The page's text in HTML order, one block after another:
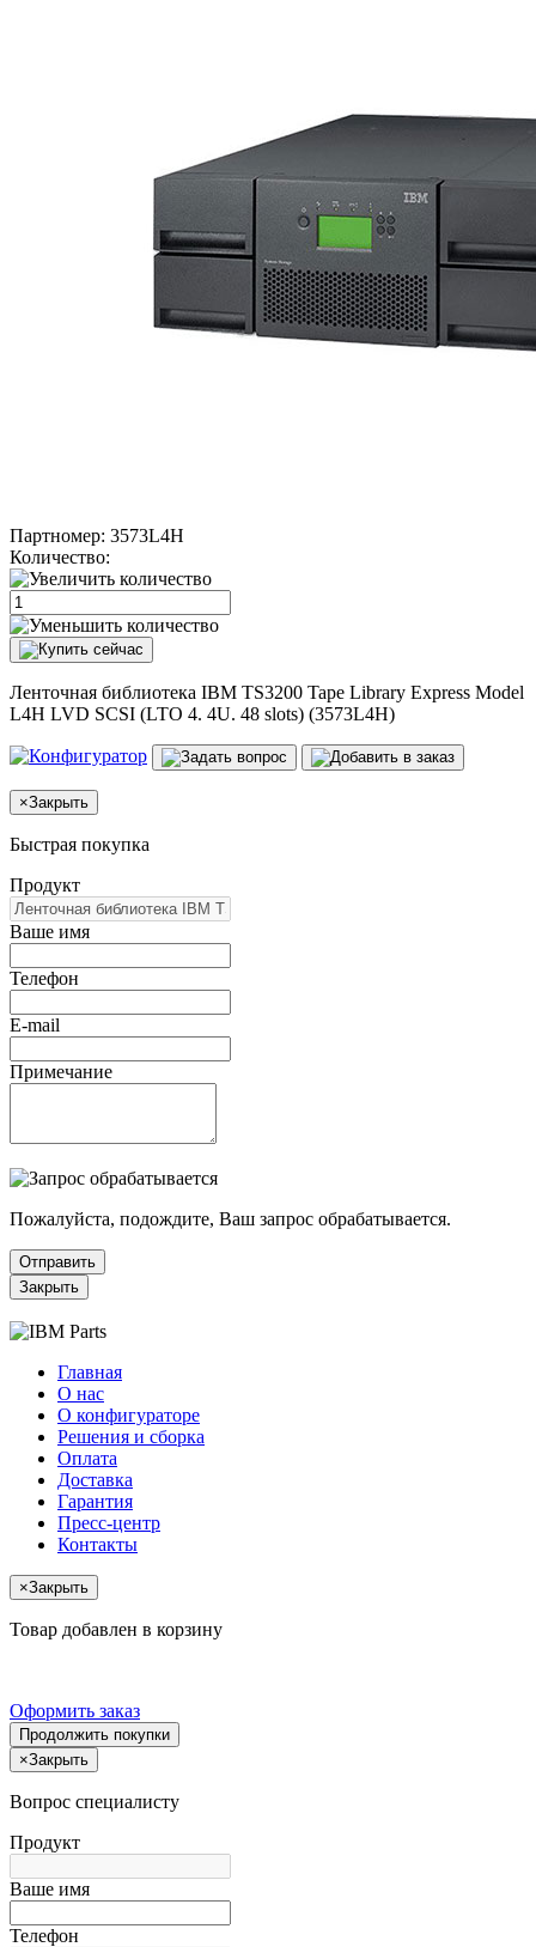
Партномер: 3573L4H
Количество:
Ленточная библиотека IBM TS3200 Tape Library Express Model
L4H LVD SCSI (LTO 4. 4U. 48 slots) (3573L4H)
×Закрыть
Быстрая покупка
Продукт
Ваше имя
Телефон
E-mail
Примечание
Пожалуйста, подождите, Ваш запрос обрабатывается.
Отправить
Закрыть
Главная
О нас
О конфигураторе
Решения и сборка
Оплата
Доставка
Гарантия
Пресс-центр
Контакты
×Закрыть
Товар добавлен в корзину
Оформить заказ
Продолжить покупки
×Закрыть
Вопрос специалисту
Продукт
Ваше имя
Телефон